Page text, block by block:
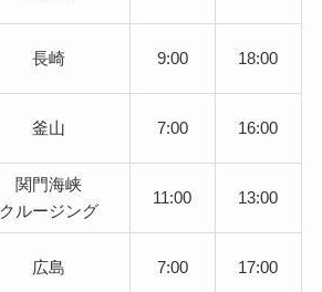
長崎 9:00 18:00
釜山 7:00 16:00
関門海峡
クルージング
11:00 13:00
広島 7:00 17:00